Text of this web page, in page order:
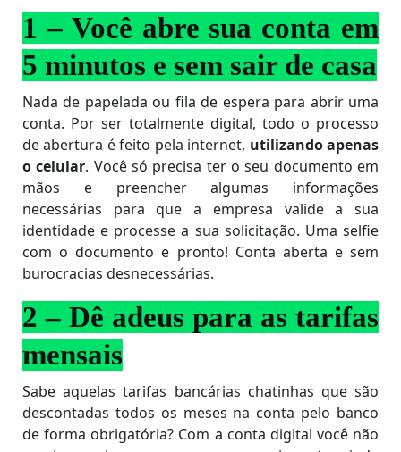
1 – Você abre sua conta em
5 minutos e sem sair de casa
Nada de papelada ou fila de espera para abrir uma
conta. Por ser totalmente digital, todo o processo
de abertura é feito pela internet, utilizando apenas
o celular. Você só precisa ter o seu documento em
mãos e preencher algumas informações
necessárias para que a empresa valide a sua
identidade e processe a sua solicitação. Uma selfie
com o documento e pronto! Conta aberta e sem
burocracias desnecessárias.
2 – Dê adeus para as tarifas
mensais
Sabe aquelas tarifas bancárias chatinhas que são
descontadas todos os meses na conta pelo banco
de forma obrigatória? Com a conta digital você não